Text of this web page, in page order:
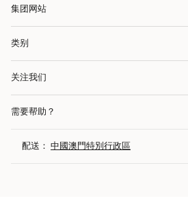
集团网站
类别
关注我们
需要帮助？
配送： 中國澳門特別行政區